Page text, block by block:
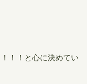
！！と心に決めてい